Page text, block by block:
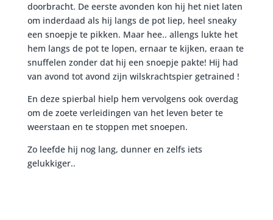
doorbracht. De eerste avonden kon hij het niet laten
om inderdaad als hij langs de pot liep, heel sneaky
een snoepje te pikken. Maar hee.. allengs lukte het
hem langs de pot te lopen, ernaar te kijken, eraan te
snuffelen zonder dat hij een snoepje pakte! Hij had
van avond tot avond zijn wilskrachtspier getrained !
En deze spierbal hielp hem vervolgens ook overdag
om de zoete verleidingen van het leven beter te
weerstaan en te stoppen met snoepen.
Zo leefde hij nog lang, dunner en zelfs iets
gelukkiger..